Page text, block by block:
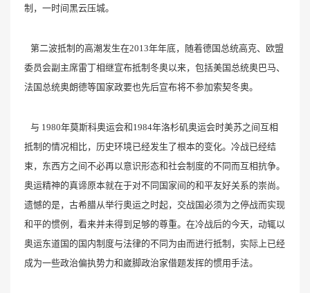
制，一时间黑云压城。
第二波抵制的高潮发生在2013年年底，随着德国总统高克、欧盟
委员会副主席雷丁相继宣布抵制冬奥以来，包括美国总统奥巴马、
法国总统奥朗德等国家政要也先后宣布将不参加索契冬奥。
与 1980年莫斯科奥运会和1984年洛杉矶奥运会时美苏之间互相
抵制的情况相比，历史环境已经发生了根本的变化。冷战已经结
束，东西方之间不必再以意识形态和社会制度的不同而互相抗争。
奥运精神的真谛原本就在于对不同国家间的和平友好关系的崇尚。
遗憾的是，古希腊从举行奥运之时起，交战国必须为之停战而实现
和平的惯例，看来并未得到足够的尊重。在冷战后的今天，动辄以
奥运东道国的国内制度与法律的不同为由而进行抵制，实际上已经
成为一些政治偏执势力和崴脚政治家借题发挥的惯用手法。